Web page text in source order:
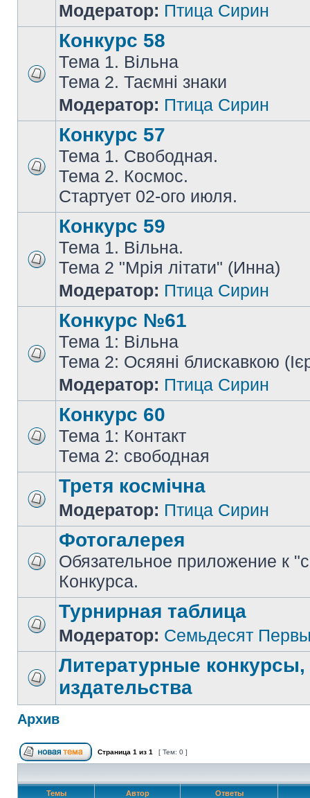
Модератор: Птица Сирин
Конкурс 58
Тема 1. Вільна
Тема 2. Таємні знаки
Модератор: Птица Сирин
Конкурс 57
Тема 1. Свободная.
Тема 2. Космос.
Стартует 02-ого июля.
Конкурс 59
Тема 1. Вільна.
Тема 2 "Мрія літати" (Инна)
Модератор: Птица Сирин
Конкурс №61
Тема 1: Вільна
Тема 2: Осяяні блискавкою
Модератор: Птица Сирин
Конкурс 60
Тема 1: Контакт
Тема 2: свободная
Третя космічна
Модератор: Птица Сирин
Фотогалерея
Обязательное приложение к
Конкурса.
Турнирная таблица
Модератор: Семьдесят
Литературные
издательства
Архив
Страница 1 из 1 [ Тем: 0 ]
Темы Автор Ответы